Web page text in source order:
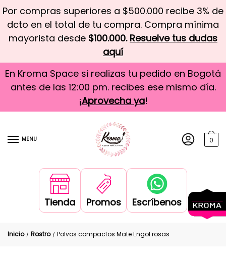
Por compras superiores a $500.000 recibe 3% de
dcto en el total de tu compra. Compra mínima
mayorista desde $100.000. Resuelve tus dudas
aquí
En Kroma Space si realizas tu pedido en Bogotá
antes de las 12:00 pm. recibes ese mismo día.
¡Aprovecha ya!
MENU 0
Tienda Promos Escríbenos
Inicio / Rostro / Polvos compactos Mate Engol rosas